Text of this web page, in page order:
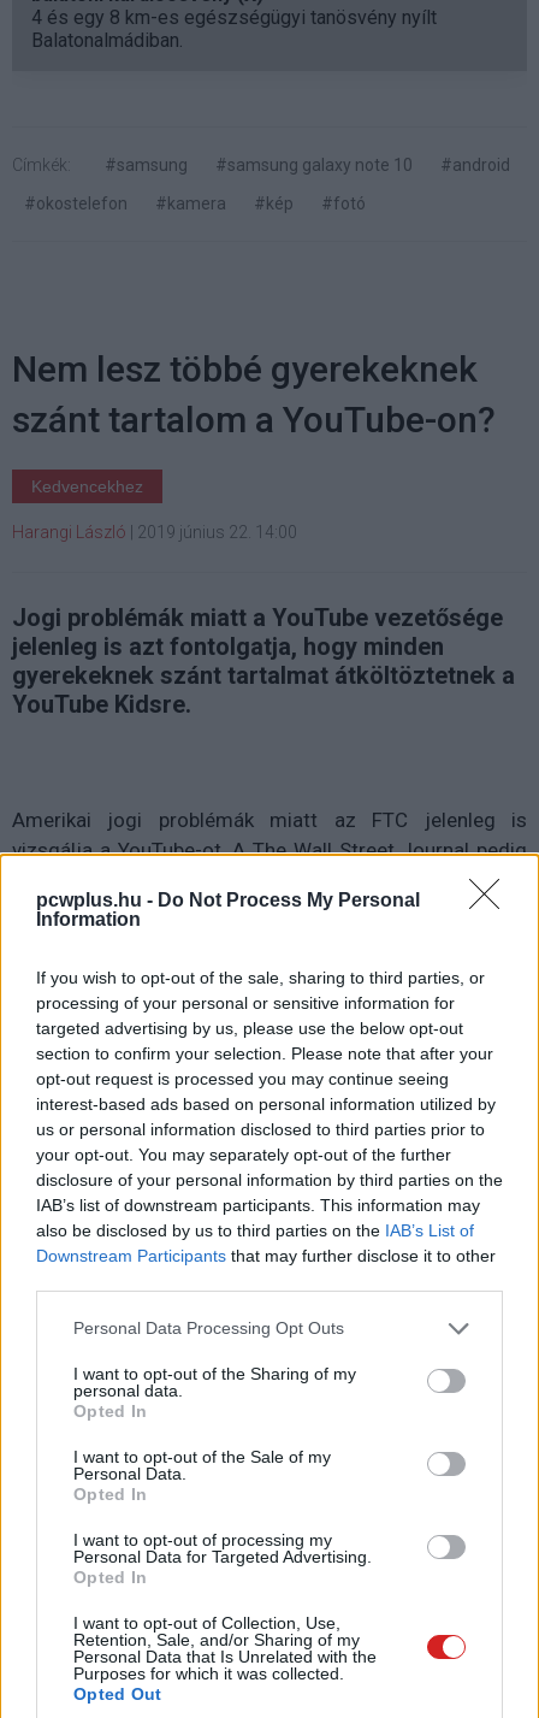
pcwplus.hu - Do Not Process My Personal
Information
If you wish to opt-out of the sale, sharing to third parties, or
processing of your personal or sensitive information for
targeted advertising by us, please use the below opt-out
section to confirm your selection. Please note that after your
opt-out request is processed you may continue seeing
interest-based ads based on personal information utilized by
us or personal information disclosed to third parties prior to
your opt-out. You may separately opt-out of the further
disclosure of your personal information by third parties on the
IAB’s list of downstream participants. This information may
also be disclosed by us to third parties on the IAB’s List of
Downstream Participants that may further disclose it to other
Please note that this website/app uses one or more Google
not limited to your visit or usage behaviour. You may click to
grant or deny consent to Google and its third-party tags to
use your data for below specified purposes in below Google
consent section.
Personal Data Processing Opt Outs
I want to opt-out of the Sharing of my
personal data.
Opted In
I want to opt-out of the Sale of my
Personal Data.
Opted In
I want to opt-out of processing my
Personal Data for Targeted Advertising.
Opted In
I want to opt-out of Collection, Use,
Retention, Sale, and/or Sharing of my
Personal Data that Is Unrelated with the
Purposes for which it was collected.
Opted Out
4 és egy 8 km-es egészségügyi tanösvény nyílt
Balatonalmádiban.
Címkék: #samsung #samsung galaxy note 10
#android
#okostelefon
#kamera #kép #fotó
Nem lesz többé gyerekeknek
szánt tartalom a YouTube-on?
Kedvencekhez
Harangi László 2019 június 22. 14:00
Jogi problémák miatt a YouTube vezetősége
jelenleg is azt fontolgatja, hogy minden
gyerekeknek szánt tartalmat átköltöztetnek a
YouTube Kidsre.
Amerikai jogi problémák miatt az FTC jelenleg is
vizsgálja a YouTube-ot. A The Wall Street Journal pedig
arról értesült, hogy a platform vezetősége jelenleg is azt
fontolgatja, hogy a további jogi problémák elkerülése
elköltöztetnének a YouTube-ról a YouTube Kidsre.
Szintén fontolgatják a gyerekeknek szánt tartalmaknál
az automatikus lejátszás kikapcsolását, így ugyanis
kisebb eséllyel futnak bele a fiatalok nem nekik való
tartalmakba.
A Google vezetősége már tájékoztatta a beosztottakat a
lehetséges változásokról, de van némi ellenállás a cégen
reklámbevételhez vezethet.